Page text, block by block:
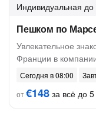
Индивидуальная до
Пешком по
Увлекательное
Франции в
Сегодня в 08:00
от€148 за всё до